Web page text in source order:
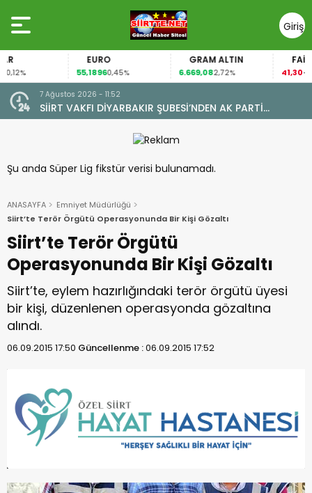
Giriş
Yap
EURO
55,18960,45%
GRAM ALTIN
6.669,082,72% 41,30-0,55%
ZİYARETİ
7 Ağustos 2026 - 09:44
ALAN MAHALLESİ’NDE TARİHİ DÖNÜŞÜM: DOĞAL
KAVUŞTU, 34 YILLIK TAPU SORUNU ÇÖZÜLDÜ
Şu anda Süper Lig fikstür verisi bulunamadı.
ANASAYFA
Emniyet Müdürlüğü
Siirt’te Terör Örgütü Operasyonunda Bir Kişi Gözaltı
Siirt’te Terör Örgütü
Operasyonunda Bir Kişi Gözaltı
Siirt’te, eylem hazırlığındaki terör örgütü üyesi
bir kişi, düzenlenen operasyonda gözaltına
alındı.
06.09.2015 17:50 Güncellenme :06.09.2015 17:52